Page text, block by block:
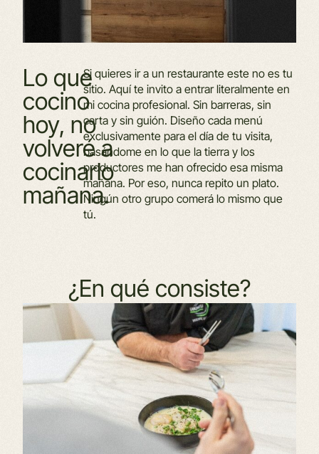
Loque
cocino
hoy, no
volveréa
cocinarlo
mañana.
Si quieres ir a un restaurante este no es tu
sitio. Aquí te invito a entrar literalmente en
mi cocina profesional. Sin barreras, sin
carta y sin guión. Diseño cada menú
exclusivamente para el día de tu visita,
basándome en lo que la tierra y los
productores me han ofrecido esa misma
mañana. Por eso, nunca repito un plato.
Ningún otro grupo comerá lo mismo que
tú.
¿En qué consiste?